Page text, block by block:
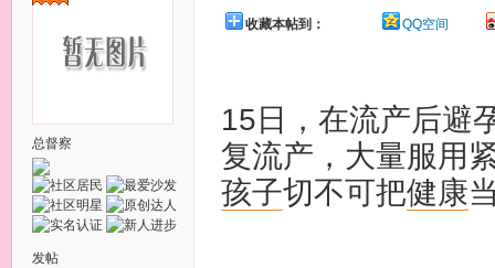
总督察
发帖
收藏本帖到： QQ空间
15日，在流产后避
复流产，大量服用
孩子切不可把健康